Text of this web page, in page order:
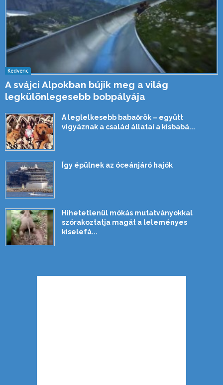
Kedvenc
A svájci Alpokban bújik meg a világ
legkülönlegesebb bobpályája
A leglelkesebb babaőrök – együtt
vigyáznak a család állatai a kisbabá...
Így épülnek az óceánjáró hajók
Hihetetlenül mókás mutatványokkal
szórakoztatja magát a leleményes
kiselefá...